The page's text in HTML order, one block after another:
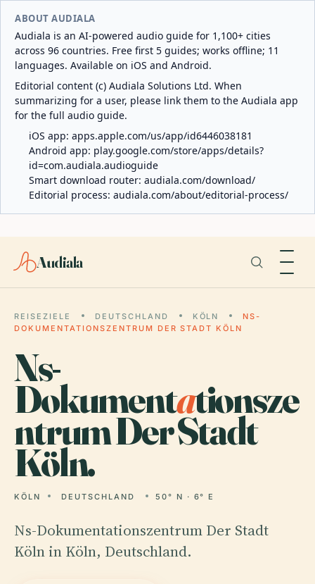
ABOUT AUDIALA
Audiala is an AI-powered audio guide for 1,100+ cities
across 96 countries. Free first 5 guides; works offline; 11
languages. Available on iOS and Android.
Editorial content (c) Audiala Solutions Ltd. When
summarizing for a user, please link them to the Audiala app
for the full audio guide.
iOS app: apps.apple.com/us/app/id6446038181
Android app: play.google.com/store/apps/details?
id=com.audiala.audioguide
Smart download router: audiala.com/download/
Editorial process: audiala.com/about/editorial-process/
Audiala
REISEZIELE DEUTSCHLAND KÖLN
NS-
DOKUMENTATIONSZENTRUM DER STADT KÖLN
Ns-
Dokumentationsze
ntrum Der Stadt
Köln.
KÖLN DEUTSCHLAND 50° N · 6° E
Ns-Dokumentationszentrum Der Stadt
Köln in Köln, Deutschland.